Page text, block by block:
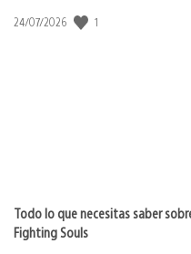
Fecha
24/07/2026 1
Todo lo que necesitas saber
Fighting Souls